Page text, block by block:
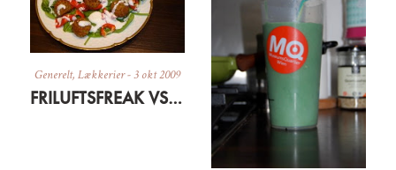
Generelt, Lækkerier-3 okt 2009
FRILUFTSFREAK VS. FASHIONISTA